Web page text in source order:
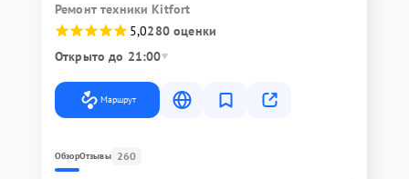
Ремонт техники Kitfort
5,0280 оценки
Открыто до 21:00
Маршрут
ОбзорОтзывы 260